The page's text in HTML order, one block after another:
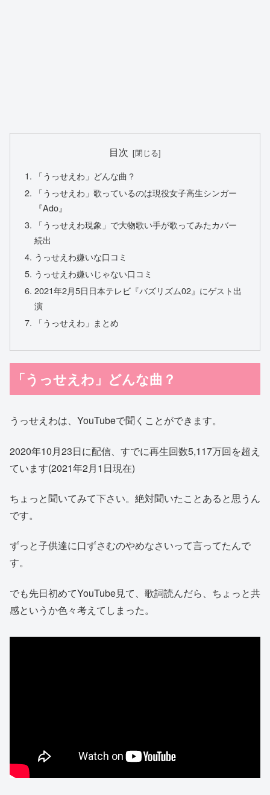
目次
「うっせえわ」どんな曲？
「うっせえわ」歌っているのは現役女子高生シンガー
『Ado』
「うっせえわ現象」で大物歌い手が歌ってみたカバー
続出
うっせえわ嫌いな口コミ
うっせえわ嫌いじゃない口コミ
2021年2月5日日本テレビ『バズリズム02』にゲスト出
演
「うっせえわ」まとめ
「うっせえわ」どんな曲？
うっせえわは、YouTubeで聞くことができます。
2020年10月23日に配信、すでに再生回数5,117万回を超え
ています(2021年2月1日現在)
ちょっと聞いてみて下さい。絶対聞いたことあると思うん
です。
ずっと子供達に口ずさむのやめなさいって言ってたんで
す。
でも先日初めてYouTube見て、歌詞読んだら、ちょっと共
感というか色々考えてしまった。